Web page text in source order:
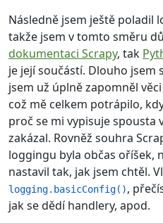
Následně jsem ještě poladil
takže jsem v tomto směru
dokumentaci Scrapy, tak
je její součástí. Dlouho jsem
jsem už úplně zapomněl
což mě celkem potrápilo,
proč se mi vypisuje spousta
zakázal. Rovněž souhra
loggingu byla občas oříšek,
nastavil tak, jak jsem chtěl.
logging.basicConfig(),
jak se dědí handlery, apod.